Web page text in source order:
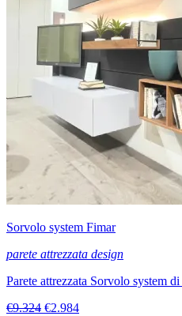
Sorvolo system Fimar
parete attrezzata design
Parete attrezzata Sorvolo system
€9.324 €2.984